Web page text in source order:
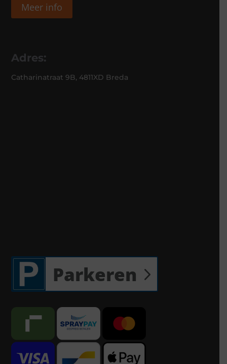
Meer info
Adres:
Catharinatraat 9B, 4811XD Breda
Parkeren